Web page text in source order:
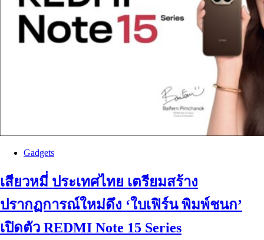
Gadgets
เสียวหมี่ ประเทศไทย เตรียมสร้าง
ปรากฏการณ์ใหม่ดึง ‘ใบเฟิร์น พิมพ์ชนก’
เปิดตัว REDMI Note 15 Series